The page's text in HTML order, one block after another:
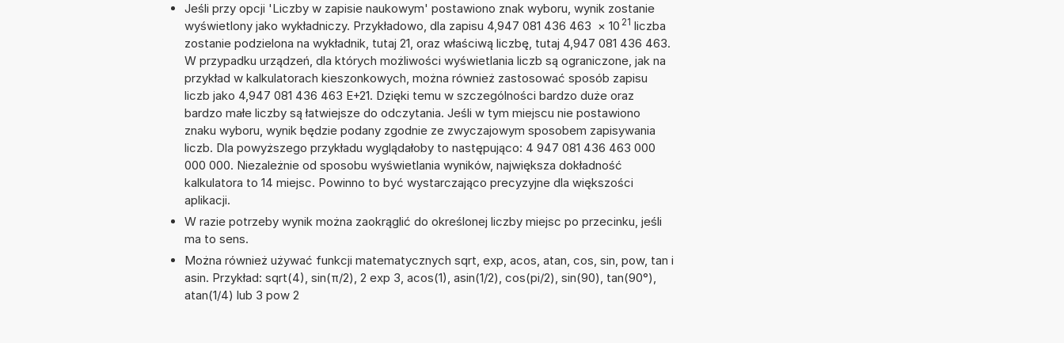
Jeśli przy opcji 'Liczby w zapisie naukowym' postawiono znak wyboru, wynik zostanie
wyświetlony jako wykładniczy. Przykładowo, dla zapisu 4,947 081 436 463 × 10 21 liczba
zostanie podzielona na wykładnik, tutaj 21, oraz właściwą liczbę, tutaj 4,947 081 436 463.
W przypadku urządzeń, dla których możliwości wyświetlania liczb są ograniczone, jak na
przykład w kalkulatorach kieszonkowych, można również zastosować sposób zapisu
liczb jako 4,947 081 436 463 E+21. Dzięki temu w szczególności bardzo duże oraz
bardzo małe liczby są łatwiejsze do odczytania. Jeśli w tym miejscu nie postawiono
znaku wyboru, wynik będzie podany zgodnie ze zwyczajowym sposobem zapisywania
liczb. Dla powyższego przykładu wyglądałoby to następująco: 4 947 081 436 463 000
000 000. Niezależnie od sposobu wyświetlania wyników, największa dokładność
kalkulatora to 14 miejsc. Powinno to być wystarczająco precyzyjne dla większości
aplikacji.
W razie potrzeby wynik można zaokrąglić do określonej liczby miejsc po przecinku, jeśli
ma to sens.
Można również używać funkcji matematycznych sqrt, exp, acos, atan, cos, sin, pow, tan i
asin. Przykład: sqrt(4), sin(π/2), 2 exp 3, acos(1), asin(1/2), cos(pi/2), sin(90), tan(90°),
atan(1/4) lub 3 pow 2